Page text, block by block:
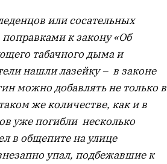
или сосательных
к закону «Об
табачного дыма и
нашли лазейку – в законе
можно добавлять не только в
же количестве, как и в
уже погибли несколько
в общепите на улице
упал, подбежавшие к